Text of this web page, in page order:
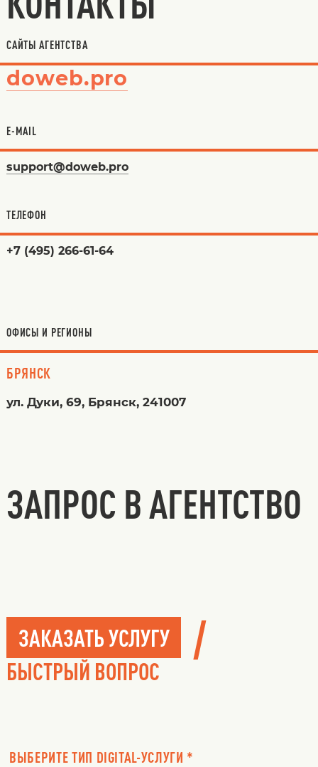
САЙТЫ АГЕНТСТВА
doweb.pro
E-MAIL
support@doweb.pro
ТЕЛЕФОН
+7 (495) 266-61-64
ОФИСЫ И РЕГИОНЫ
БРЯНСК
ул. Дуки, 69, Брянск, 241007
ЗАПРОС В АГЕНТСТВО
ЗАКАЗАТЬ УСЛУГУ /
БЫСТРЫЙ ВОПРОС
ВЫБЕРИТЕ ТИП DIGITAL-УСЛУГИ *